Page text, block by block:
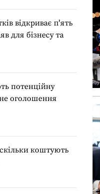
відкриває п'ять
для бізнесу та
потенційну
оголошення
коштують